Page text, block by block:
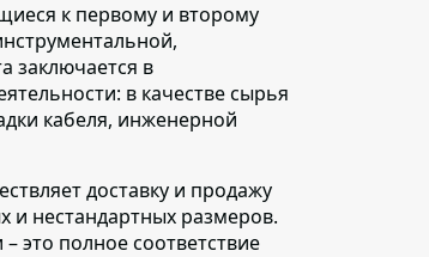
к первому и второму
заключается в
в качестве сырья
кабеля, инженерной
доставку и продажу
нестандартных размеров.
это полное соответствие